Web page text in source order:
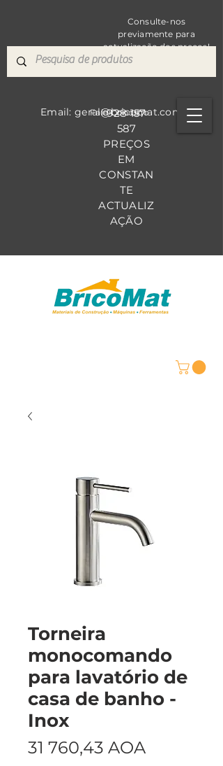
Consulte-nos
previamente para
actualização dos preços!
928 157
587
PREÇOS
EM
CONSTAN
TE
ACTUALIZ
AÇÃO
Fale Conosco
Email: geral@bricomat.com
Torneira
monocomando
para lavatório de
casa de banho -
Inox
31 760,43 AOA